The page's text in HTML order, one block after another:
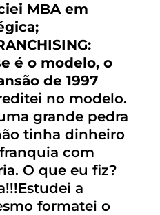
MBA em
é o modelo, o
de 1997
no modelo.
grande pedra
tinha dinheiro
com
O que eu fiz?
a
formatei o